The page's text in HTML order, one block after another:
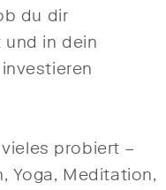
du dir
in dein
probiert –
Yoga, Meditation,